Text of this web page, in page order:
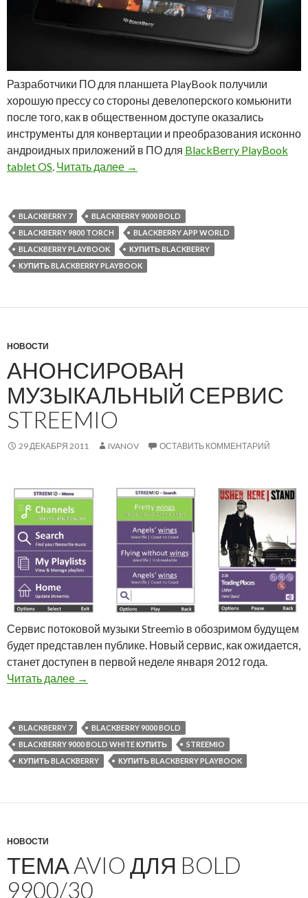
Разработчики ПО для планшета PlayBook получили
хорошую прессу со стороны девелоперского комьюнити
после того, как в общественном доступе оказались
инструменты для конвертации и преобразования исконно
андроидных приложений в ПО для BlackBerry PlayBook
tablet OS Читать далее Агрегаторы андроидных
→
BLACKBERRY 7
BLACKBERRY 9000 BOLD
BLACKBERRY 9800 TORCH
BLACKBERRY APP WORLD
BLACKBERRY PLAYBOOK
КУПИТЬ BLACKBERRY
КУПИТЬ BLACKBERRY PLAYBOOK
НОВОСТИ
АНОНСИРОВАН
МУЗЫКАЛЬНЫЙ СЕРВИС
STREEMIO
29 ДЕКАБРЯ 2011 IVANOV ОСТАВИТЬ КОММЕНТАРИЙ
Сервис потоковой музыки Streemio в обозримом будущем
будет представлен публике. Новый сервис, как ожидается,
станет доступен в первой неделе января 2012 года.
Читать далее Анонсирован музыкальный сервис Streemio
→
BLACKBERRY 7
BLACKBERRY 9000 BOLD
BLACKBERRY 9000 BOLD WHITE КУПИТЬ
STREEMIO
КУПИТЬ BLACKBERRY
КУПИТЬ BLACKBERRY PLAYBOOK
НОВОСТИ
ТЕМА AVIO ДЛЯ BOLD
9900/30